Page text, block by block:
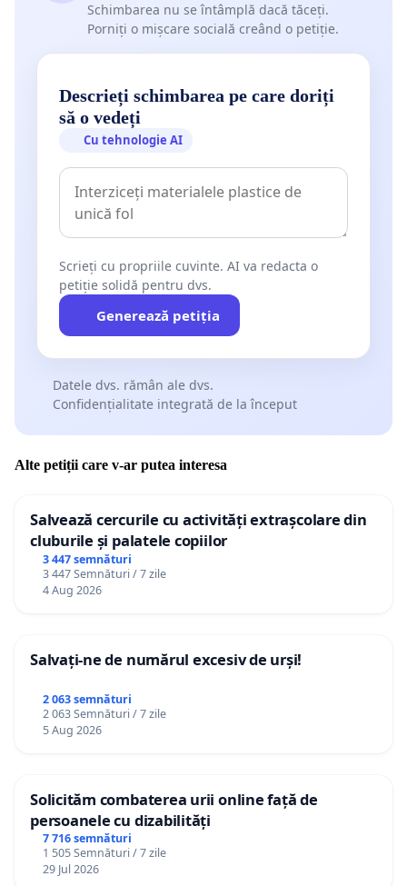
Schimbarea nu se întâmplă dacă tăceți.
Porniți o mișcare socială creând o petiție.
Descrieți schimbarea pe care doriți
să o vedeți
Cu tehnologie AI
Scrieți cu propriile cuvinte. AI va redacta o
petiție solidă pentru dvs.
Generează petiția
Datele dvs. rămân ale dvs.
Confidențialitate integrată de la început
Alte petiții care v-ar putea interesa
Salvează cercurile cu activități extrașcolare din
cluburile și palatele copiilor
3 447 semnături
3 447 Semnături / 7 zile
4 Aug 2026
Salvați-ne de numărul excesiv de urși!
2 063 semnături
2 063 Semnături / 7 zile
5 Aug 2026
Solicităm combaterea urii online față de
persoanele cu dizabilități
7 716 semnături
1 505 Semnături / 7 zile
29 Jul 2026